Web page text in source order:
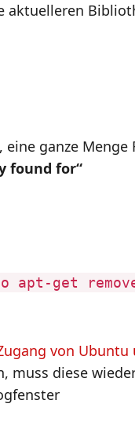
aktuelleren
ganze
found for“
apt-get
von
muss diese